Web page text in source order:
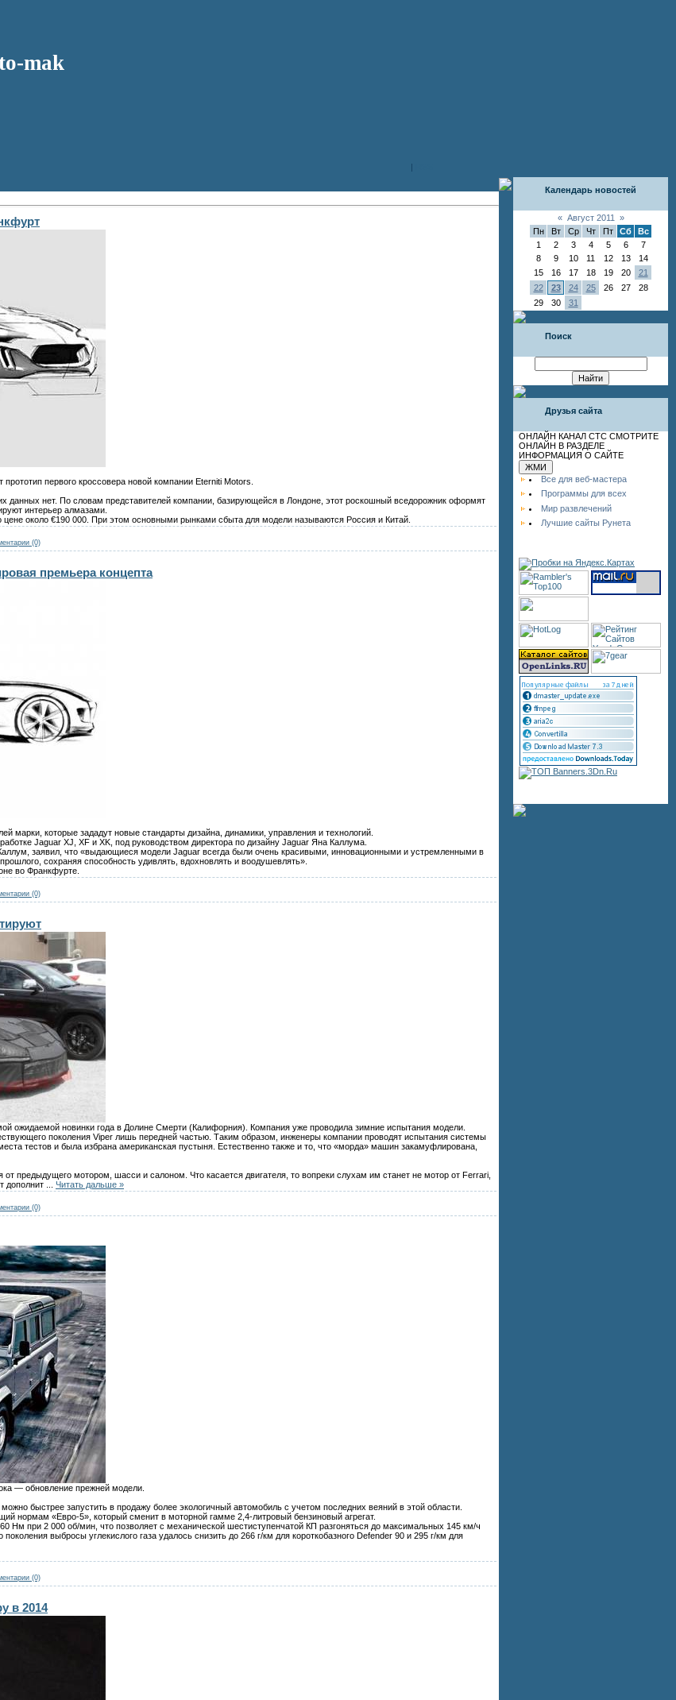
mak
|
первого кроссовера новой компании Eterniti Motors.
данных нет. По словам представителей компании, базирующейся в Лондоне, этот роскошный вседорожник оформят
интерьер алмазами.
около €190 000. При этом основными рынками сбыта для модели называются Россия и Китай.
(0)
премьера концепта
марки, которые зададут новые стандарты дизайна, динамики, управления и технологий.
Jaguar XJ, XF и XK, под руководством директора по дизайну Jaguar Яна Каллума.
заявил, что «выдающиеся модели Jaguar всегда были очень красивыми, инновационными и устремленными в
сохраняя способность удивлять, вдохновлять и воодушевлять».
во Франкфурте.
(0)
ожидаемой новинки года в Долине Смерти (Калифорния). Компания уже проводила зимние испытания модели.
поколения Viper лишь передней частью. Таким образом, инженеры компании проводят испытания системы
тестов и была избрана американская пустыня. Естественно также и то, что «морда» машин закамуфлирована,
предыдущего мотором, шасси и салоном. Что касается двигателя, то вопреки слухам им станет не мотор от Ferrari,
дополнит
Читать дальше »
(0)
— обновление прежней модели.
быстрее запустить в продажу более экологичный автомобиль с учетом последних веяний в этой области.
нормам «Евро-5», который сменит в моторной гамме 2,4-литровый бензиновый агрегат.
Нм при 2 000 об/мин, что позволяет с механической шестиступенчатой КП разгоняться до максимальных 145 км/ч
выбросы углекислого газа удалось снизить до 266 г/км для короткобазного Defender 90 и 295 г/км для
(0)
в 2014
Календарь новостей
« Август 2011
»
Пн
Вт Ср Чт Пт Сб
Вс
1
2 3 4 5 6
7
8
9 10 11 12 13
14
15
16 17 18 19 20
21
22
23 24 25 26 27
28
29
30 31
Поиск
Друзья сайта
ОНЛАЙН КАНАЛ СТС СМОТРИТЕ
ОНЛАЙН В РАЗДЕЛЕ
ИНФОРМАЦИЯ О САЙТЕ
Все для веб-мастера
Программы для всех
Мир развлечений
Лучшие сайты Рунета